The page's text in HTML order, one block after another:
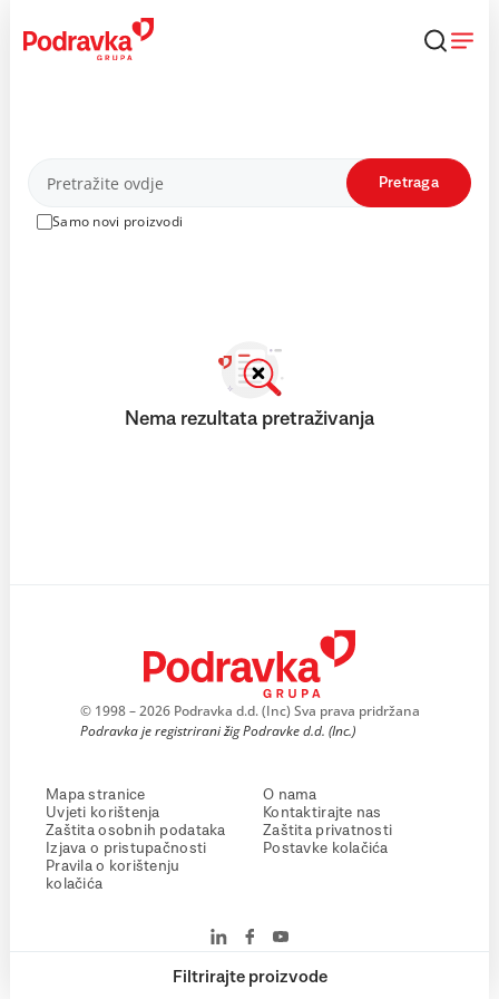
content
Proizvodi
Samo novi proizvodi
Pretraga
Filtrirajte proizvode
Nema rezultata pretraživanja
© 1998 – 2026 Podravka d.d. (Inc) Sva prava pridržana
Podravka je registrirani žig Podravke d.d. (Inc.)
Mapa stranice
Uvjeti korištenja
Zaštita osobnih podataka
Izjava o pristupačnosti
Pravila o korištenju
kolačića
O nama
Kontaktirajte nas
Zaštita privatnosti
Postavke kolačića